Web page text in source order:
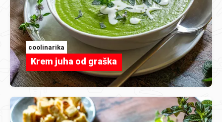
coolinarika
Krem juha od graška